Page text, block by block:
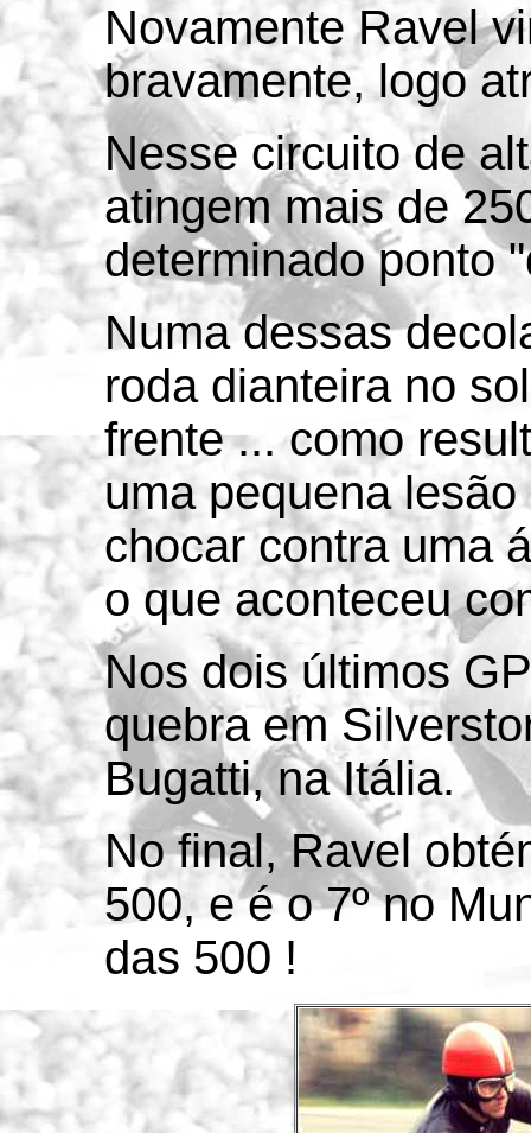
Novamente Ravel
bravamente, logo
Nesse circuito de
atingem mais de
determinado ponto
Numa dessas
roda dianteira no
frente ... como
uma pequena
chocar contra uma
o que aconteceu
Nos dois últimos
quebra em
Bugatti, na Itália.
No final, Ravel
500, e é o 7º no
das 500 !